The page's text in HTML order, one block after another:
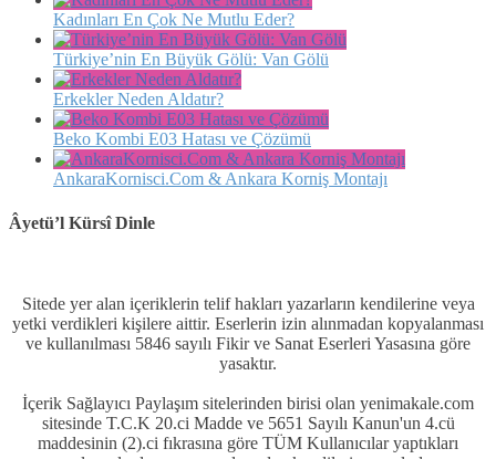
Kadınları En Çok Ne Mutlu Eder?
Türkiye’nin En Büyük Gölü: Van Gölü
Erkekler Neden Aldatır?
Beko Kombi E03 Hatası ve Çözümü
AnkaraKornisci.Com & Ankara Korniş Montajı
Âyetü’l Kürsî Dinle
Sitede yer alan içeriklerin telif hakları yazarların kendilerine veya
yetki verdikleri kişilere aittir. Eserlerin izin alınmadan kopyalanması
ve kullanılması 5846 sayılı Fikir ve Sanat Eserleri Yasasına göre
yasaktır.
İçerik Sağlayıcı Paylaşım sitelerinden birisi olan yenimakale.com
sitesinde T.C.K 20.ci Madde ve 5651 Sayılı Kanun'un 4.cü
maddesinin (2).ci fıkrasına göre TÜM Kullanıcılar yaptıkları